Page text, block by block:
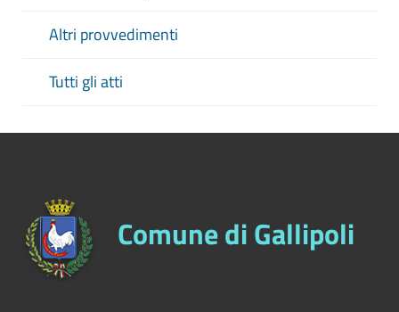
Altri provvedimenti
Tutti gli atti
Comune di Gallipoli